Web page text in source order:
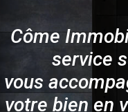
Côme
service
vous
votre bien en